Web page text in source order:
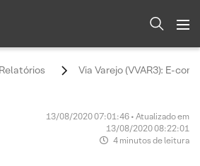
Relatórios Via Varejo (VVAR3): E-
13/08/2020 07:01:46 • Atualizado em
13/08/2020 08:22:01
4 minutos de leitura